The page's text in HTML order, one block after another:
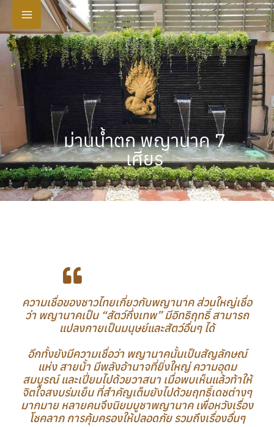
content
ม่านน้ำตก พญานาค 7
เศียร
ความเชื่อของชาวไทยเกี่ยวกับพญานาค ส่วนใหญ่เชื่อ
ว่า พญานาคเป็น “สัตว์กึ่งเทพ” มีอิทธิฤทธิ์ สามารถ
แปลงกายเป็นมนุษย์และสัตว์อื่นๆ ได้
อีกทั้งยังมีความเชื่อว่า พญานาคนั้นเป็นสัญลักษณ์
แห่ง สายน้้า มีพลังอ้านาจที่ยิ่งใหญ่ ความอุดม
สมบูรณ์ และเปี่ยมไปด้วยวาสนา เมื่อพบเห็นแล้วท้าให้
จิตใจสงบร่มเย็น ที่สำคัญเต็มยังไปด้วยฤทธิ์เดชต่างๆ
มากมาย หลายคนจึงนิยมบูชาพญานาค เพื่อหวังเรื่อง
โชคลาภ การคุ้มครองให้ปลอดภัย รวมถึงเรื่องอื่นๆ